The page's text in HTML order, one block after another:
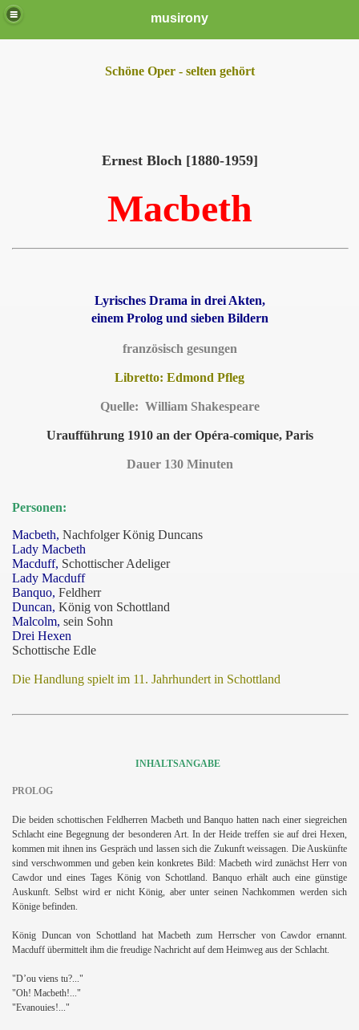
musirony
Schöne Oper - selten gehört
Ernest Bloch [1880-1959]
Macbeth
Lyrisches Drama in drei Akten,
einem Prolog und sieben Bildern
französisch gesungen
Libretto: Edmond Pfleg
Quelle: William Shakespeare
Uraufführung 1910 an der Opéra-comique, Paris
Dauer 130 Minuten
Personen:
Macbeth, Nachfolger König Duncans
Lady Macbeth
Macduff, Schottischer Adeliger
Lady Macduff
Banquo, Feldherr
Duncan, König von Schottland
Malcolm, sein Sohn
Drei Hexen
Schottische Edle
Die Handlung spielt im 11. Jahrhundert in Schottland
INHALTSANGABE
PROLOG
Die beiden schottischen Feldherren Macbeth und Banquo hatten nach einer siegreichen
Schlacht eine Begegnung der besonderen Art. In der Heide treffen sie auf drei Hexen,
kommen mit ihnen ins Gespräch und lassen sich die Zukunft weissagen. Die Auskünfte
sind verschwommen und geben kein konkretes Bild: Macbeth wird zunächst Herr von
Cawdor und eines Tages König von Schottland. Banquo erhält auch eine günstige
Auskunft. Selbst wird er nicht König, aber unter seinen Nachkommen werden sich
Könige befinden.
König Duncan von Schottland hat Macbeth zum Herrscher von Cawdor ernannt.
Macduff übermittelt ihm die freudige Nachricht auf dem Heimweg aus der Schlacht.
"D’ou viens tu?..."
"Oh! Macbeth!..."
"Evanouies!..."